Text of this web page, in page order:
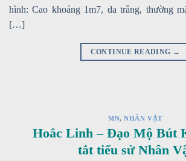
hình: Cao khoảng 1m7, da trắng, thường
[…]
CONTINUE READING →
MN,NHÂN VẬT
Hoắc Linh – Đạo Mộ Bút
tắt tiểu sử Nhân